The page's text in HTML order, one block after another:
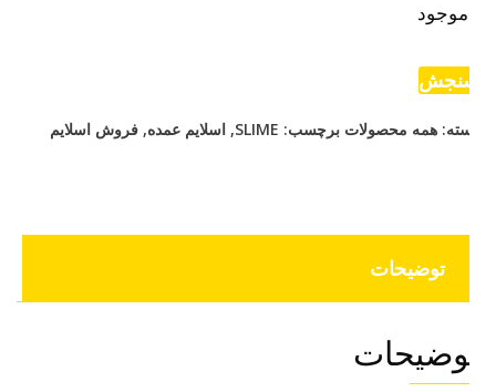
همه محصولات برچسب:SLIME
,اسلایم عمده,فروش اسلایم
توضیحات